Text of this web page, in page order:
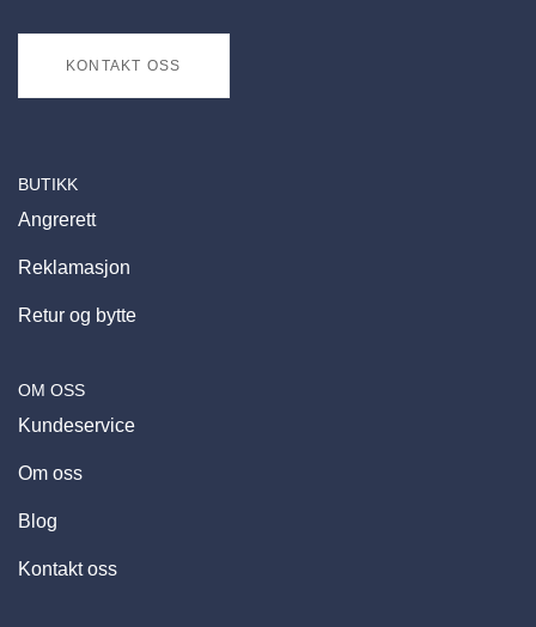
KONTAKT OSS
BUTIKK
Angrerett
Reklamasjon
Retur og bytte
OM OSS
Kundeservice
Om oss
Blog
Kontakt oss